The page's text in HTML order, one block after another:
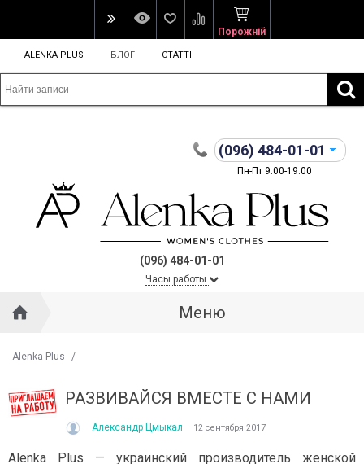
Порожній
ALENKA PLUS БЛОГ СТАТТІ
(096) 484-01-01
Пн-Пт 9:00-19:00
(096) 484-01-01
Часы работы
Меню
Alenka Plus /
РАЗВИВАЙСЯ ВМЕСТЕ С НАМИ
Александр Цмыкал 12 сентября 2017
Alenka Plus — украинский производитель женской